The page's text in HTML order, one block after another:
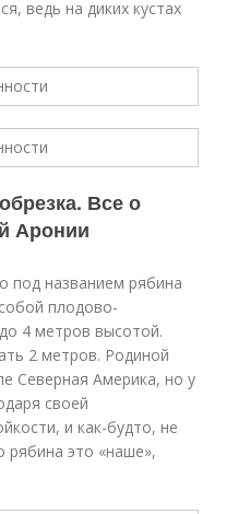
ведь на диких кустах
Все о
Аронии
под названием рябина
плодово-
4 метров высотой.
2 метров. Родиной
Северная Америка, но у
своей
и как-будто, не
рябина это «наше»,